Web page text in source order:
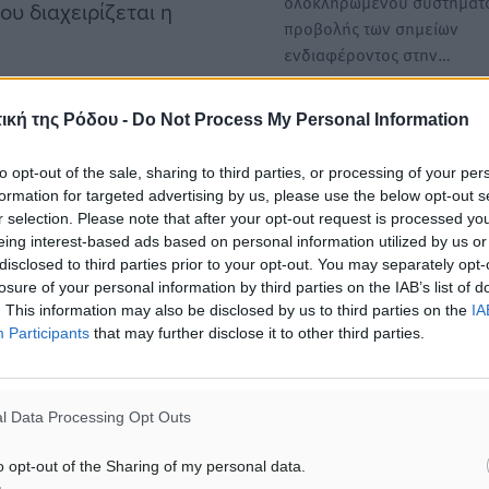
της Ρόδου - Do Not Process My Personal Information
opt-out of the sale, sharing to third parties, or processing of your
for targeted advertising by us, please use the below opt-out
selection. Please note that after your opt-out request is processed
interest-based ads based on personal information utilized by us
to third parties prior to your opt-out. You may separately
of your personal information by third parties on the IAB’s list of
This information may also be disclosed by us to third parties on the
Participants that may further disclose it to other third parties.
Data Processing Opt Outs
opt-out of the Sharing of my personal data.
η
την προμήθεια
τις Αστυνομικές
η οποία περιλαμβάνει:
αντιρρυπαντικής
διαστάσεις για
Αυτοκίνητα τύπου
4X4, σύγχρονης
κλειστό, ενιαίο
για άνετη μεταφορά
μεταφορά αστυνομικών
προβολής των σημείων
ενδιαφέροντος στην…
3,14 εκατ. ευρώ για το
εξοπλισμό, με
ευρωπαϊκούς πόρους…
• Γιώργος Χατζημάρκος:
από κάθε χρηματοδότηση
Δημόσια Υγεία και πίσω…
3,14 εκατ. ευρώ για το
Στο πλαίσιο της
υπηρεσιών υγείας στα